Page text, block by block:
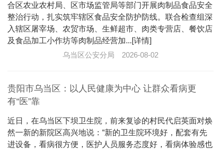
合区农业农村局、区市场监管局等部门开展肉制品食品安全
整治行动，扎实筑牢辖区食品安全防护防线。联合检查组深
入辖区屠宰场、农贸市场、生鲜超市、肉类专营店、餐饮店
及食品加工小作坊等肉制品经营加...[详情]
乌当区公安分局
2026-08-02
贵阳市乌当区：以人民健康为中心 让群众看病更
有“医”靠
近日，在乌当区下坝卫生院，前来复诊的村民代启英面对焕
然一新的新院区高兴地说：“新的卫生院环境好，配套有先
进设备，看病很方便，医护人员服务态度好，看病体验感也